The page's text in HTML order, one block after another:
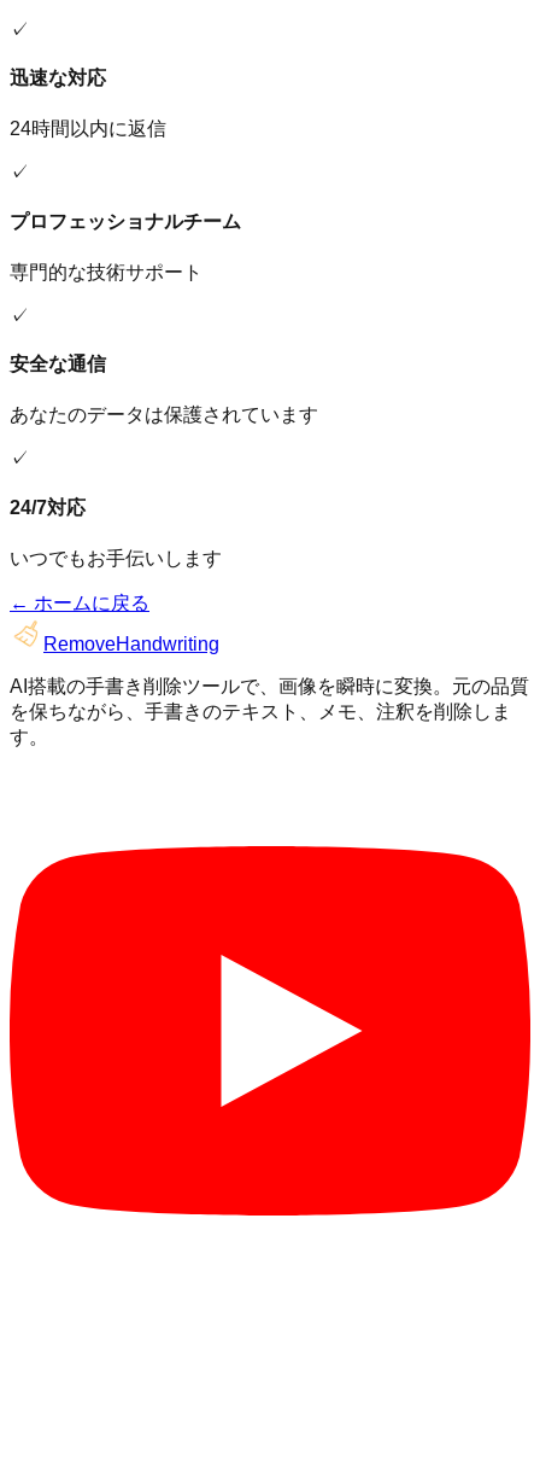
✓
迅速な対応
24時間以内に返信
✓
プロフェッショナルチーム
専門的な技術サポート
✓
安全な通信
あなたのデータは保護されています
✓
24/7対応
いつでもお手伝いします
← ホームに戻る
RemoveHandwriting
AI搭載の手書き削除ツールで、画像を瞬時に変換。元の品質
を保ちながら、手書きのテキスト、メモ、注釈を削除しま
す。